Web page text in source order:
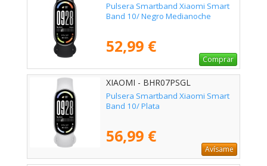
Pulsera Smartband Xiaomi Smart
Band 10/ Negro Medianoche
52,99 €
Comprar
XIAOMI - BHR07PSGL
Pulsera Smartband Xiaomi Smart
Band 10/ Plata
56,99 €
Avísame